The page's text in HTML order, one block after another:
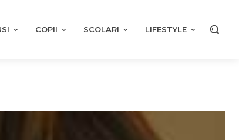
COPII SCOLARI LIFESTYLE